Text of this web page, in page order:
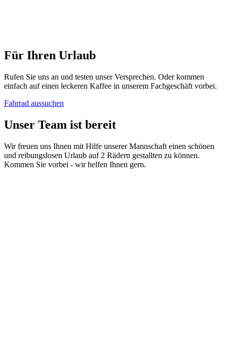
Für Ihren Urlaub
Rufen Sie uns an und testen unser Versprechen. Oder kommen
einfach auf einen leckeren Kaffee in unserem Fachgeschäft vorbei.
Fahrrad aussuchen
Unser Team ist bereit
Wir freuen uns Ihnen mit Hilfe unserer Mannschaft einen schönen
und reibungslosen Urlaub auf 2 Rädern gestallten zu können.
Kommen Sie vorbei - wir helfen Ihnen gern.